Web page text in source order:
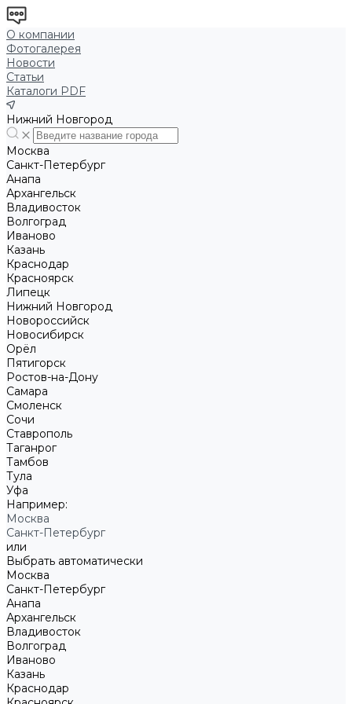
О компании
Фотогалерея
Новости
Статьи
Каталоги PDF
Нижний Новгород
Москва
Санкт-Петербург
Анапа
Архангельск
Владивосток
Волгоград
Иваново
Казань
Краснодар
Красноярск
Липецк
Нижний Новгород
Новороссийск
Новосибирск
Орёл
Пятигорск
Ростов-на-Дону
Самара
Смоленск
Сочи
Ставрополь
Таганрог
Тамбов
Тула
Уфа
Например:
Москва
Санкт-Петербург
или
Выбрать автоматически
Москва
Санкт-Петербург
Анапа
Архангельск
Владивосток
Волгоград
Иваново
Казань
Краснодар